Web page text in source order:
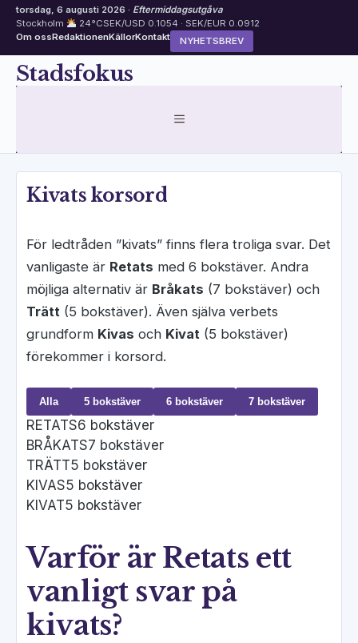
torsdag, 6 augusti 2026 · Eftermiddagsutgåva
Stockholm
24°CSEK/USD 0.1054 · SEK/EUR 0.0912
Om ossRedaktionenKällorKontakt NYHETSBREV
HoppaStadsfokus
MENY
Kivats korsord
För ledtråden ”kivats” finns flera troliga svar. Det
vanligaste är Retats med 6 bokstäver. Andra
möjliga alternativ är Bråkats (7 bokstäver) och
Trätt (5 bokstäver). Även själva verbets
grundform Kivas och Kivat (5 bokstäver)
förekommer i korsord.
Alla 5 bokstäver 6 bokstäver 7 bokstäver
RETATS6 bokstäver
BRÅKATS7 bokstäver
TRÄTT5 bokstäver
KIVAS5 bokstäver
KIVAT5 bokstäver
Varför är Retats ett
vanligt svar på
kivats?